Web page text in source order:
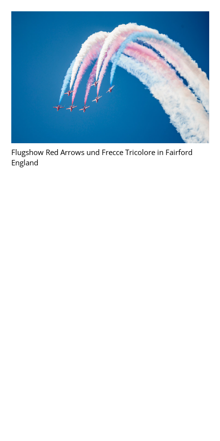
Flugshow Red Arrows und Frecce Tricolore in Fairford
England